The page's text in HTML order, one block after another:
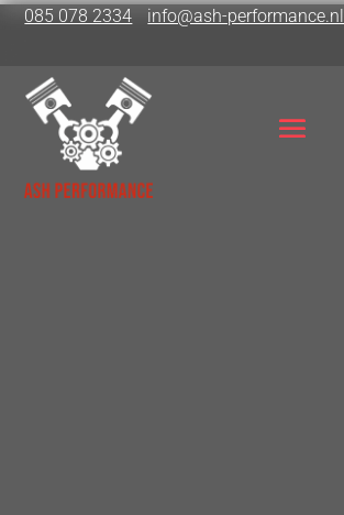
085 078 2334 info@ash-performance.nl